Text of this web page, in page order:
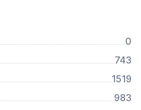
0
743
1519
983